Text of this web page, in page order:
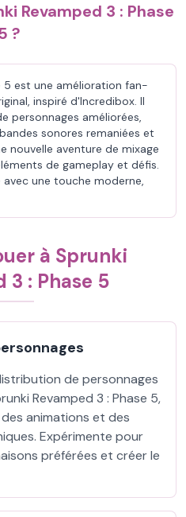
Revamped 3 : Phase
?
5 est une amélioration fan-
inspiré d'Incredibox. Il
personnages améliorées,
sonores remaniées et
nouvelle aventure de mixage
de gameplay et défis.
une touche moderne,
à Sprunki
3 : Phase 5
de personnages
Revamped 3 : Phase 5,
animations et des
Expérimente pour
préférées et créer le